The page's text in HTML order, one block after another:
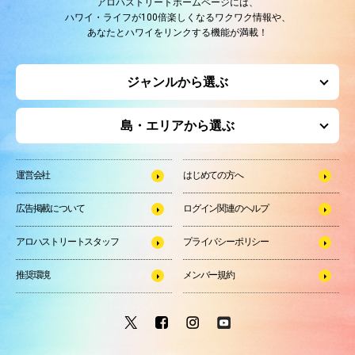
アロハストリートホームページには、
ハワイ・ライフが100倍楽しくなるワクワク情報や、
あなたとハワイをリンクする機能が満載！
ジャンルから選ぶ
島・エリアから選ぶ
運営会社 はじめての方へ
広告掲載について ログイン関連のヘルプ
アロハストリートスタッフ プライバシーポリシー
推奨環境 メンバー規約